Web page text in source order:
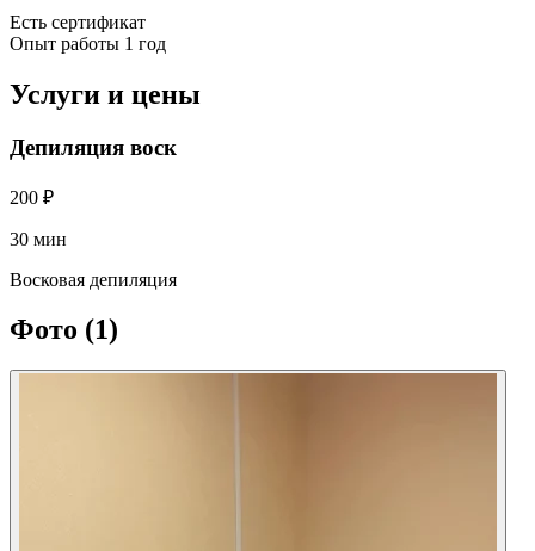
Есть сертификат
Опыт работы 1 год
Услуги и цены
Депиляция воск
200 ₽
30 мин
Восковая депиляция
Фото (1)